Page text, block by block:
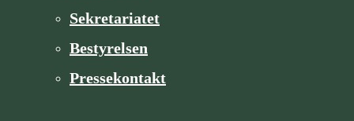
Sekretariatet
Bestyrelsen
Pressekontakt